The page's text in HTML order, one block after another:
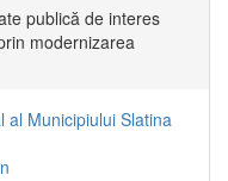
publică de interes
modernizarea
al Municipiului Slatina